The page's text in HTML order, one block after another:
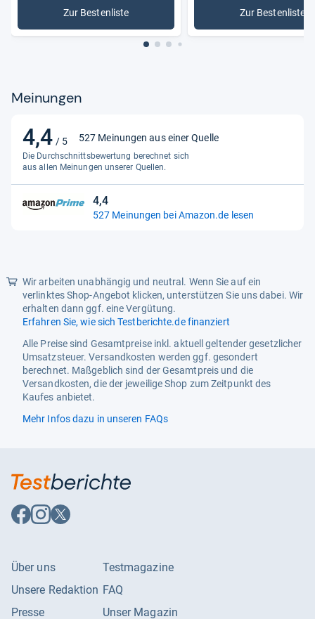
Zur Bestenliste
: Kompressoren Zur Bestenliste
: Elektro
Meinungen
4,4 / 5
4,4
von
5
Sternen
527 Meinungen aus einer Quelle
Die Durchschnittsbewertung berechnet sich
aus allen Meinungen unserer Quellen.
4,4
4,4
von
527 Meinungen bei Amazon.de lesen
Wir arbeiten unabhängig und neutral. Wenn Sie auf ein
verlinktes Shop-Angebot klicken, unterstützen Sie uns dabei. Wir
erhalten dann ggf. eine Vergütung.
Erfahren Sie, wie sich Testberichte.de finanziert
Alle Preise sind Gesamtpreise inkl. aktuell geltender gesetzlicher
Umsatzsteuer. Versandkosten werden ggf. gesondert
berechnet. Maßgeblich sind der Gesamtpreis und die
Versandkosten, die der jeweilige Shop zum Zeitpunkt des
Kaufes anbietet.
Mehr Infos dazu in unseren FAQs
Auf
Facebook
Auf
Instagram
Auf
X
Über uns
Unsere Redaktion
Presse
Testmagazine
FAQ
Unser Magazin